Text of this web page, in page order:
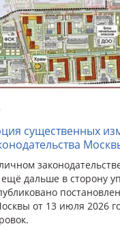
существенных
дальше в сторону
от 13 июля 2026